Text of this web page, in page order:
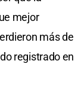
mejor
más de
registrado en